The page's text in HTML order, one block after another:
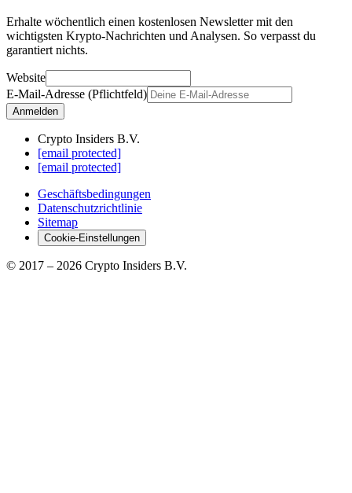
Erhalte wöchentlich einen kostenlosen Newsletter mit den
wichtigsten Krypto-Nachrichten und Analysen. So verpasst du
garantiert nichts.
Website
E-Mail-Adresse (Pflichtfeld)
Anmelden
Crypto Insiders B.V.
[email protected]
[email protected]
Geschäftsbedingungen
Datenschutzrichtlinie
Sitemap
Cookie-Einstellungen
© 2017 – 2026 Crypto Insiders B.V.